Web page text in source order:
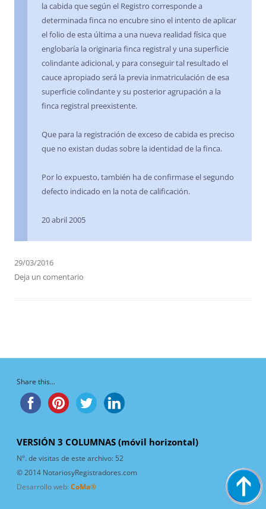
la cabida que según el Registro corresponde a
determinada finca no encubre sino el intento de aplicar
el folio de esta última a una nueva realidad física que
englobaría la originaria finca registral y una superficie
colindante adicional, y para conseguir tal resultado el
cauce apropiado será la previa inmatriculación de esa
superficie colindante y su posterior agrupación a la
finca registral preexistente.
Que para la registración de exceso de cabida es preciso
que no existan dudas sobre la identidad de la finca.
Por lo expuesto, también ha de confirmase el segundo
defecto indicado en la nota de calificación.
20 abril 2005
29/03/2016
Deja un comentario
Share this...
VERSIÓN 3 COLUMNAS (móvil horizontal)
N°. de visitas de este archivo: 52
© 2014 NotariosyRegistradores.com
Desarrollo web: CoMa®